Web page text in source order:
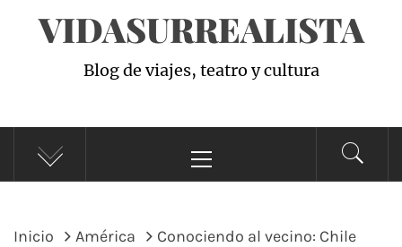
VIDASURREALISTA
Blog de viajes, teatro y cultura
principal
Inicio América
Conociendo al vecino: Chile